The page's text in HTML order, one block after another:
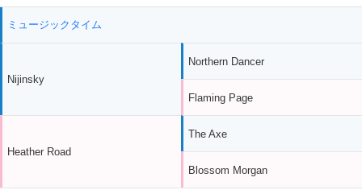
ミュージックタイム
Nijinsky
Heather Road
Northern Dancer
Flaming Page
The Axe
Blossom Morgan